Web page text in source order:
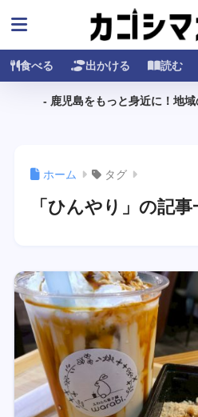
食べる 出かける 読む
- 鹿児島をもっと身近に！地
ホーム タグ
「ひんやり」の記事